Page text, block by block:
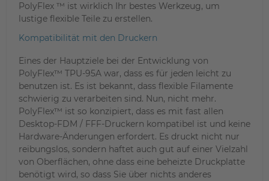
PolyFlex ™ ist wirklich Ihr bestes Werkzeug, um
lustige flexible Teile zu erstellen.
Kompatibilität mit den Druckern
Eines der Hauptziele bei der Entwicklung von
PolyFlex™ TPU-95A war, dass es für jeden leicht zu
benutzen ist. Es ist bekannt, dass flexible Filamente
schwierig zu verarbeiten sind. Nun, nicht mehr.
PolyFlex™ ist so konzipiert, dass es mit fast allen
Desktop-FDM / FFF-Druckern kompatibel ist und keine
Hardware-Änderungen erfordert. Es druckt nicht nur
reibungslos, sondern haftet auch gut auf einer Vielzahl
von Oberflächen, ohne dass eine beheizte Druckplatte
benötigt wird, so dass Sie über nichts anderes